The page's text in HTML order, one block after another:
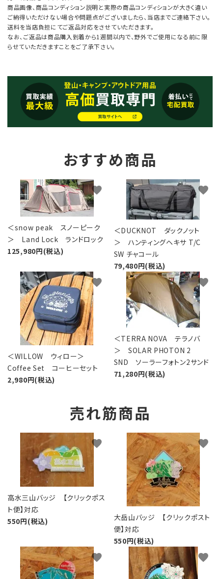
商品画像、商品コンディション説明と実際の商品コンディションが大きく違い
ご納得いただけない場合や問題点がございましたら、当店までご連絡下さい。
送料を当店負担にてご返品対応をさせていただきます。
なお、ご返品は商品購入到着から1週間以内で、野外でご使用になる前に限
らせていただきますことをご了承下さい。
おすすめ商品
＜snow peak スノーピーク
＞ Land Lock ランドロック
125,980円(税込)
favorite
＜DUCKNOT ダックノット
＞ ハンティングヘキサ T/C
SW チャコール
79,480円(税込)
favorite
＜WILLOW ウィロー＞
Coffee Set コーヒーセット
2,980円(税込)
favorite
＜TERRA NOVA テラノバ
＞ SOLAR PHOTON 2
SND ソーラーフォトン2サンド
71,280円(税込)
favorite
売れ筋商品
高水三山バッジ 【クリックポス
ト便】対応
550円(税込)
favorite
大岳山バッジ 【クリックポスト
便】対応
550円(税込)
favorite
favorite favorite